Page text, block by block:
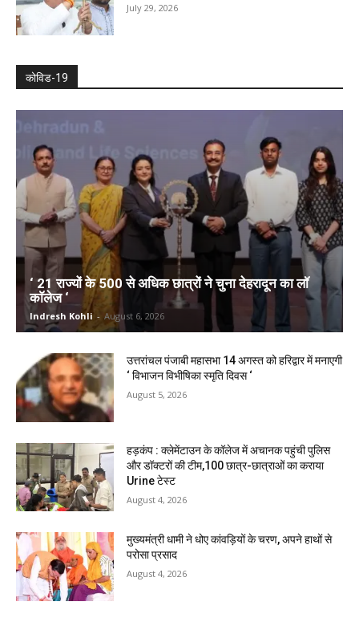
July 29, 2026
कोविड-19
‘ 21 राज्यों के 500 से अधिक छात्रों ने चुना देहरादून का लाॅ
काॅलेज ‘
Indresh Kohli - August 6, 2026
उत्तरांचल पंजाबी महासभा 14 अगस्त को हरिद्वार में मनाएगी
‘ विभाजन विभीषिका स्मृति दिवस ‘
August 5, 2026
हड़कंप : क्लेमेंटाउन के कॉलेज में अचानक पहुंची पुलिस
और डॉक्टरों की टीम,100 छात्र-छात्राओं का कराया
Urine टेस्ट
August 4, 2026
मुख्यमंत्री धामी ने धोए कांवड़ियों के चरण, अपने हाथों से
परोसा प्रसाद
August 4, 2026